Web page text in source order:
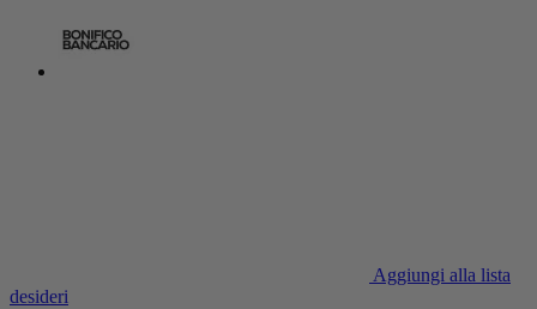
Aggiungi alla lista
desideri